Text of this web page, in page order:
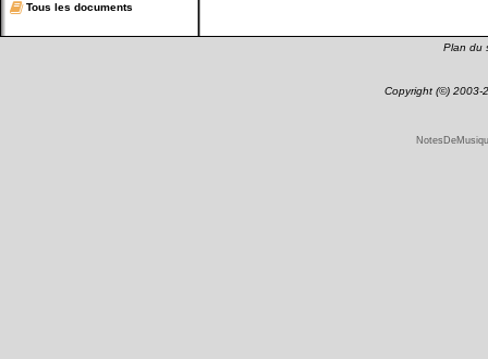
Tous les documents
Plan du
Copyright (©) 2003-